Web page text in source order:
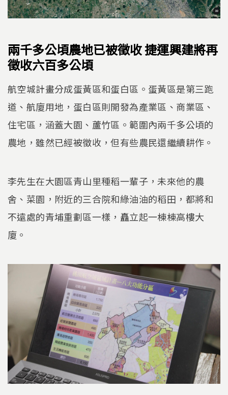
兩千多公頃農地已被徵收 捷運興建將再
徵收六百多公頃
航空城計畫分成蛋黃區和蛋白區。蛋黃區是第三跑
道、航廈用地，蛋白區則開發為產業區、商業區、
住宅區，涵蓋大園、蘆竹區。範圍內兩千多公頃的
農地，雖然已經被徵收，但有些農民還繼續耕作。
李先生在大園區青山里種稻一輩子，未來他的農
舍、菜園，附近的三合院和綠油油的稻田，都將和
不遠處的青埔重劃區一樣，矗立起一棟棟高樓大
廈。